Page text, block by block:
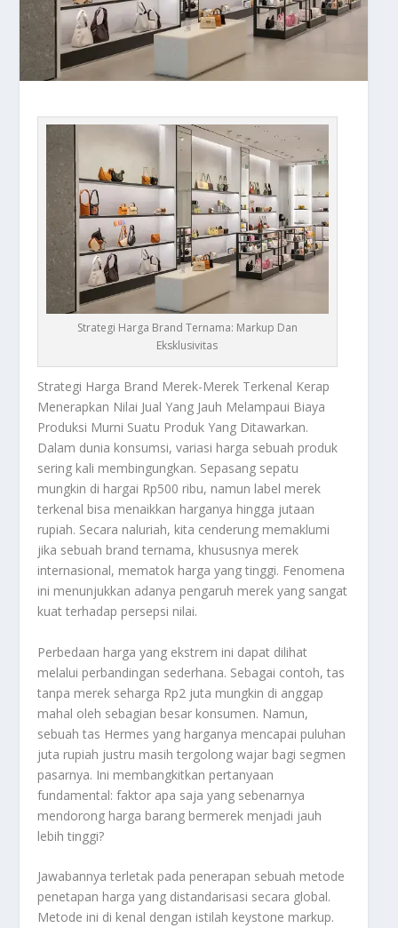
Strategi Harga Brand Ternama: Markup Dan
Eksklusivitas
Strategi Harga Brand Merek-Merek Terkenal Kerap
Menerapkan Nilai Jual Yang Jauh Melampaui Biaya
Produksi Murni Suatu Produk Yang Ditawarkan.
Dalam dunia konsumsi, variasi harga sebuah produk
sering kali membingungkan. Sepasang sepatu
mungkin di hargai Rp500 ribu, namun label merek
terkenal bisa menaikkan harganya hingga jutaan
rupiah. Secara naluriah, kita cenderung memaklumi
jika sebuah brand ternama, khususnya merek
internasional, mematok harga yang tinggi. Fenomena
ini menunjukkan adanya pengaruh merek yang sangat
kuat terhadap persepsi nilai.
Perbedaan harga yang ekstrem ini dapat dilihat
melalui perbandingan sederhana. Sebagai contoh, tas
tanpa merek seharga Rp2 juta mungkin di anggap
mahal oleh sebagian besar konsumen. Namun,
sebuah tas Hermes yang harganya mencapai puluhan
juta rupiah justru masih tergolong wajar bagi segmen
pasarnya. Ini membangkitkan pertanyaan
fundamental: faktor apa saja yang sebenarnya
mendorong harga barang bermerek menjadi jauh
lebih tinggi?
Jawabannya terletak pada penerapan sebuah metode
penetapan harga yang distandarisasi secara global.
Metode ini di kenal dengan istilah keystone markup.